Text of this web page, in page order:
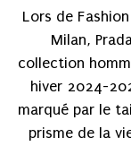
Lors de
Milan,
collection
hiver 2024-
marqué par le
prisme de la